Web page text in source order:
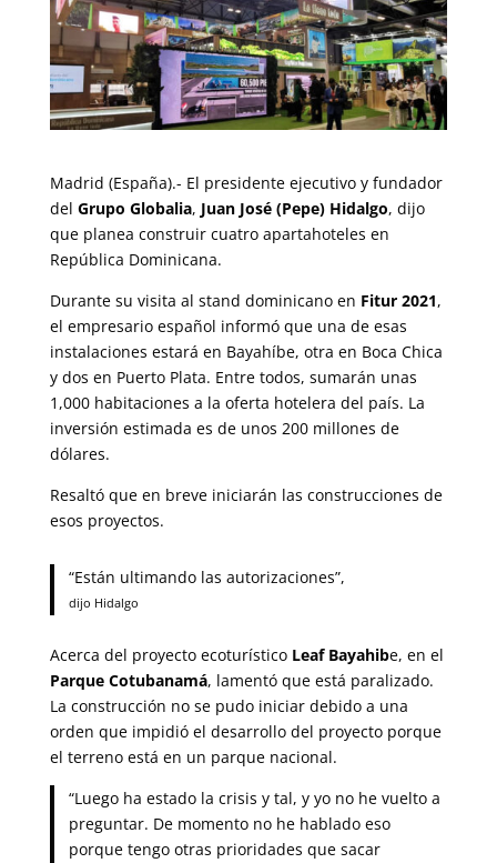
Madrid (España).- El presidente ejecutivo y fundador
del Grupo Globalia, Juan José (Pepe) Hidalgo, dijo
que planea construir cuatro apartahoteles en
República Dominicana.
Durante su visita al stand dominicano en Fitur 2021,
el empresario español informó que una de esas
instalaciones estará en Bayahíbe, otra en Boca Chica
y dos en Puerto Plata. Entre todos, sumarán unas
1,000 habitaciones a la oferta hotelera del país. La
inversión estimada es de unos 200 millones de
dólares.
Resaltó que en breve iniciarán las construcciones de
esos proyectos.
“Están ultimando las autorizaciones”,
dijo Hidalgo
Acerca del proyecto ecoturístico Leaf Bayahibe, en el
Parque Cotubanamá, lamentó que está paralizado.
La construcción no se pudo iniciar debido a una
orden que impidió el desarrollo del proyecto porque
el terreno está en un parque nacional.
“Luego ha estado la crisis y tal, y yo no he vuelto a
preguntar. De momento no he hablado eso
porque tengo otras prioridades que sacar